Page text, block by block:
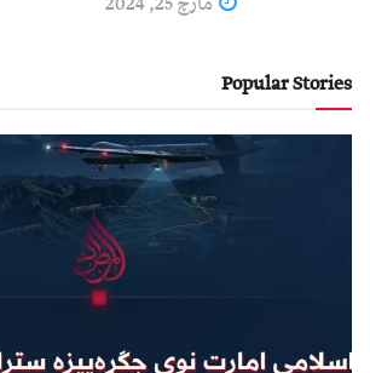
Popular Stories